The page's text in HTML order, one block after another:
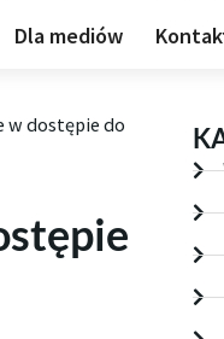
Dla mediów
w dostępie do